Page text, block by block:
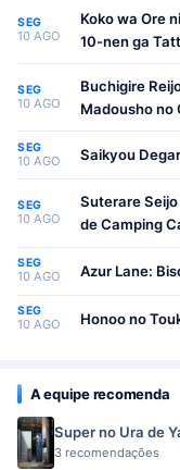
SEG
10 AGO
Koko wa Ore
10-nen ga
SEG
10 AGO
Buchigire
Madousho no
SEG
10 AGO Saikyou
SEG
10 AGO
Suterare
de Camping
SEG
10 AGO Azur Lane:
SEG
10 AGO Honoo no
A equipe recomenda
Super no Ura de
3 recomendações